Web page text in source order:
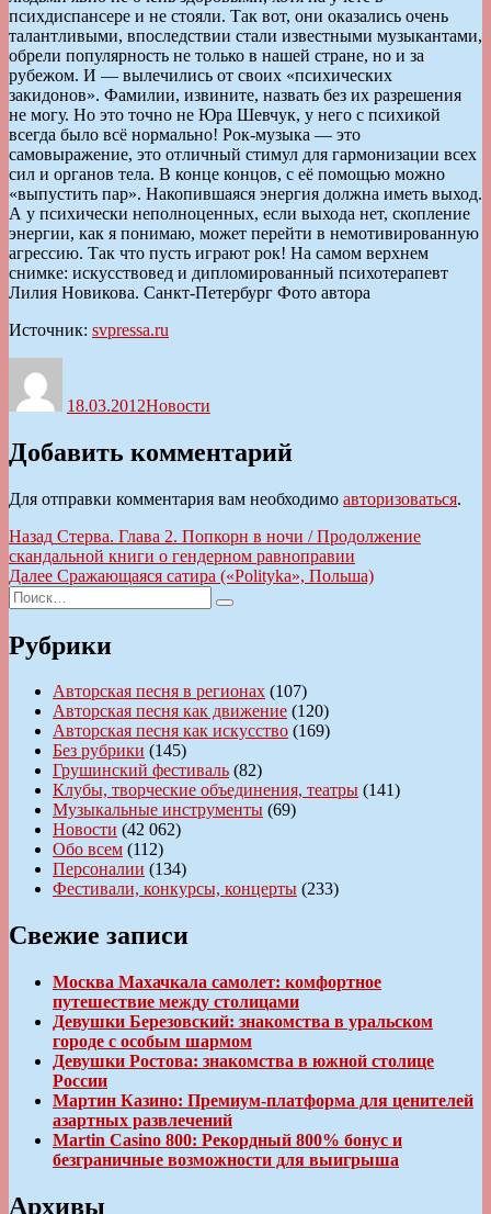
психдиспансере и не стояли. Так вот, они оказались очень
талантливыми, впоследствии стали известными музыкантами,
обрели популярность не только в нашей стране, но и за
рубежом. И — вылечились от своих «психических
закидонов». Фамилии, извините, назвать без их разрешения
не могу. Но это точно не Юра Шевчук, у него с психикой
всегда было всё нормально! Рок-музыка — это
самовыражение, это отличный стимул для гармонизации всех
сил и органов тела. В конце концов, с её помощью можно
«выпустить пар». Накопившаяся энергия должна иметь выход.
А у психически неполноценных, если выхода нет, скопление
энергии, как я понимаю, может перейти в немотивированную
агрессию. Так что пусть играют рок! На самом верхнем
снимке: искусствовед и дипломированный психотерапевт
Лилия Новикова. Санкт-Петербург Фото автора
Источник: svpressa.ru
18.03.2012Новости
Добавить комментарий
Для отправки комментария вам необходимо авторизоваться.
Навигация
по
записям
Назад Предыдущая
запись:
Стерва. Глава 2. Попкорн в ночи / Продолжение
скандальной книги о гендерном равноправии
Далее Следующая
Сражающаяся сатира («Polityka», Польша)
Искать:
Поиск
Рубрики
Авторская песня в регионах (107)
Авторская песня как движение (120)
Авторская песня как искусство (169)
Без рубрики (145)
Грушинский фестиваль (82)
Клубы, творческие объединения, театры (141)
Музыкальные инструменты (69)
Новости (42 062)
Обо всем (112)
Персоналии (134)
Фестивали, конкурсы, концерты (233)
Свежие записи
Москва Махачкала самолет: комфортное
путешествие между столицами
Девушки Березовский: знакомства в уральском
городе с особым шармом
Девушки Ростова: знакомства в южной столице
России
Мартин Казино: Премиум-платформа для ценителей
азартных развлечений
Martin Casino 800: Рекордный 800% бонус и
безграничные возможности для выигрыша
Архивы